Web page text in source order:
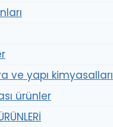
ve yapı kimyasalları
ürünler